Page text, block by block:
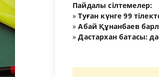
Пайдалы сілтемелер:
»Туған күнге 99
»Абай Құнанбаев
»Дастархан батасы: